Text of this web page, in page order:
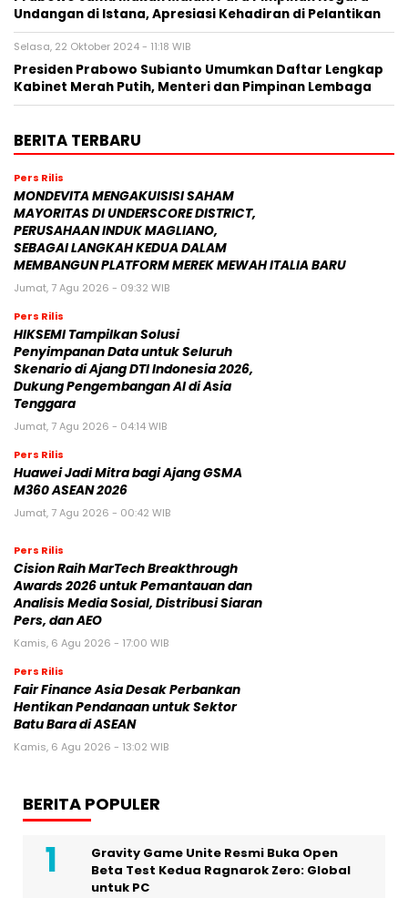
Undangan di Istana, Apresiasi Kehadiran di Pelantikan
Selasa, 22 Oktober 2024 - 11:18 WIB
Presiden Prabowo Subianto Umumkan Daftar Lengkap
Kabinet Merah Putih, Menteri dan Pimpinan Lembaga
BERITA TERBARU
Pers Rilis
MONDEVITA MENGAKUISISI SAHAM
MAYORITAS DI UNDERSCORE DISTRICT,
PERUSAHAAN INDUK MAGLIANO,
SEBAGAI LANGKAH KEDUA DALAM
MEMBANGUN PLATFORM MEREK MEWAH ITALIA BARU
Jumat, 7 Agu 2026 - 09:32 WIB
Pers Rilis
HIKSEMI Tampilkan Solusi
Penyimpanan Data untuk Seluruh
Skenario di Ajang DTI Indonesia 2026,
Dukung Pengembangan AI di Asia
Tenggara
Jumat, 7 Agu 2026 - 04:14 WIB
Pers Rilis
Huawei Jadi Mitra bagi Ajang GSMA
M360 ASEAN 2026
Jumat, 7 Agu 2026 - 00:42 WIB
Pers Rilis
Cision Raih MarTech Breakthrough
Awards 2026 untuk Pemantauan dan
Analisis Media Sosial, Distribusi Siaran
Pers, dan AEO
Kamis, 6 Agu 2026 - 17:00 WIB
Pers Rilis
Fair Finance Asia Desak Perbankan
Hentikan Pendanaan untuk Sektor
Batu Bara di ASEAN
Kamis, 6 Agu 2026 - 13:02 WIB
BERITA POPULER
Gravity Game Unite Resmi Buka Open
Beta Test Kedua Ragnarok Zero: Global
untuk PC